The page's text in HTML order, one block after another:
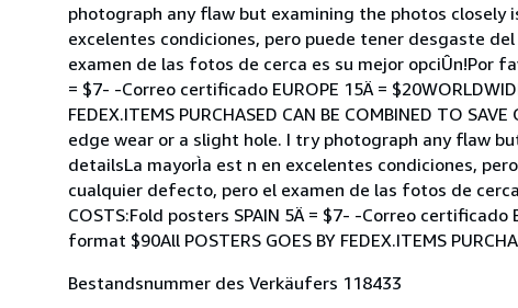
photograph any flaw but examining the photos closely
excelentes condiciones, pero puede tener desgaste
examen de las fotos de cerca es su mejor opciÛn!Por
= $7- -Correo certificado EUROPE 15Ä =
FEDEX.ITEMS PURCHASED CAN BE COMBINED TO
edge wear or a slight hole. I try photograph any flaw
detailsLa mayorÌa est n en excelentes condiciones,
cualquier defecto, pero el examen de las fotos de
COSTS:Fold posters SPAIN 5Ä = $7- -Correo
format $90All POSTERS GOES BY FEDEX.ITEMS
Bestandsnummer des Verkäufers 118433